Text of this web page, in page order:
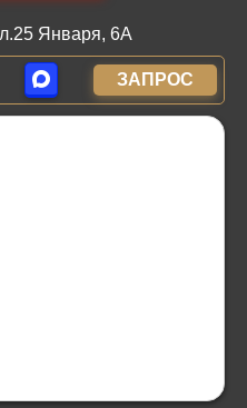
Января, 6А
ЗАПРОС